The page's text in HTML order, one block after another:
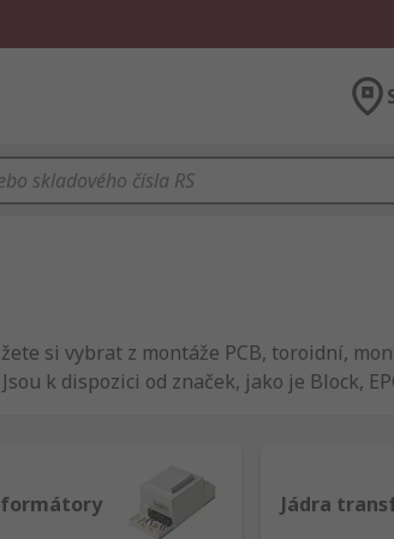
si vybrat z montáže PCB, toroidní,
k dispozici od značek, jako je Block,
z jednoho obvodu do druhéhoJádra